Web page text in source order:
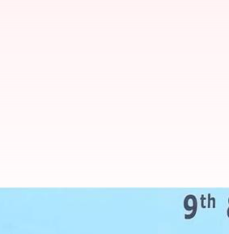
మా వాటాను 41%